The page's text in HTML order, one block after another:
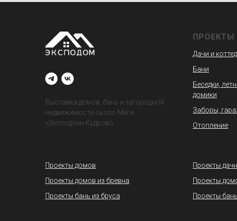
Выставка домов, бань и загородной
недвижимости около Меги -
«Эксподом» Кудрово
ПРОЕКТЫ
Дачи и
Бани
Беседки,
домики
Заборы,
Отопление
Проекты домов
Проекты домов из бревна
Проекты бань из бруса
Проекты
Проекты
Проекты